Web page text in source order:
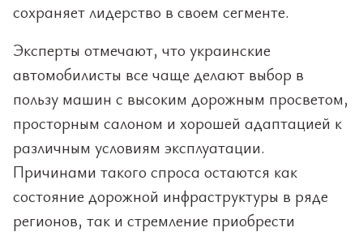
сохраняет лидерство в своем сегменте.
Эксперты отмечают, что украинские
автомобилисты все чаще делают выбор в
пользу машин с высоким дорожным просветом,
просторным салоном и хорошей адаптацией к
различным условиям эксплуатации.
Причинами такого спроса остаются как
состояние дорожной инфраструктуры в ряде
регионов, так и стремление приобрести